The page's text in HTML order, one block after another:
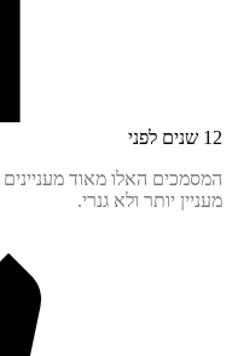
האלו מאוד מעניינים
יותר ולא גנרי.